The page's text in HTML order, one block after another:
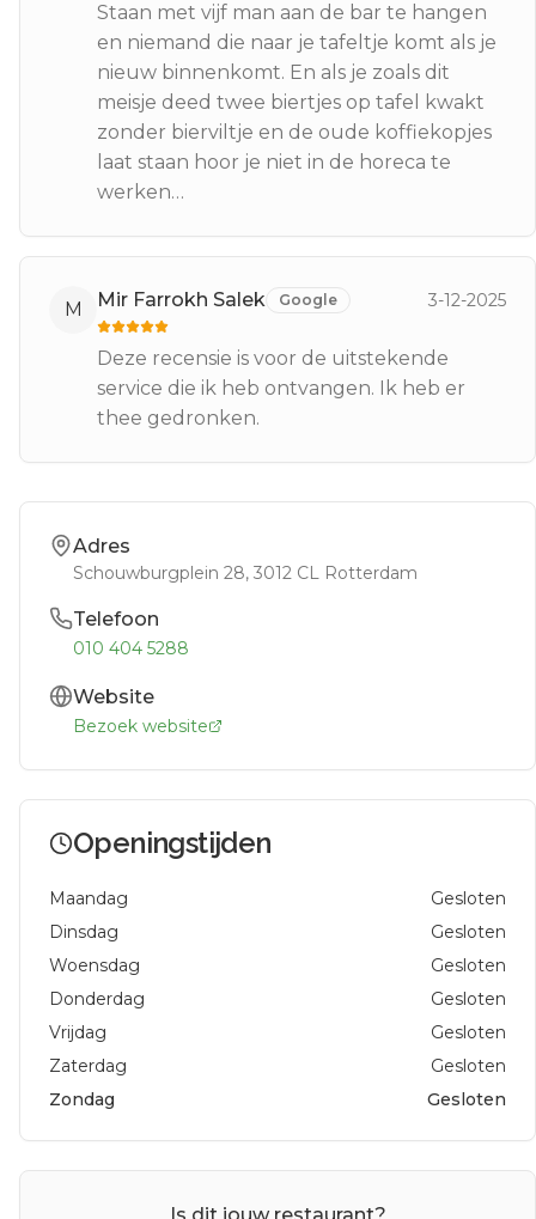
Staan met vijf man aan de bar te hangen
en niemand die naar je tafeltje komt als je
nieuw binnenkomt. En als je zoals dit
meisje deed twee biertjes op tafel kwakt
zonder bierviltje en de oude koffiekopjes
laat staan hoor je niet in de horeca te
werken…
M Mir Farrokh Salek Google 3-12-2025
Deze recensie is voor de uitstekende
service die ik heb ontvangen. Ik heb er
thee gedronken.
Adres
Schouwburgplein 28, 3012 CL Rotterdam
Telefoon
010 404 5288
Website
Bezoek website
Openingstijden
Maandag
Gesloten
Dinsdag
Gesloten
Woensdag
Gesloten
Donderdag
Gesloten
Vrijdag
Gesloten
Zaterdag
Gesloten
Zondag
Gesloten